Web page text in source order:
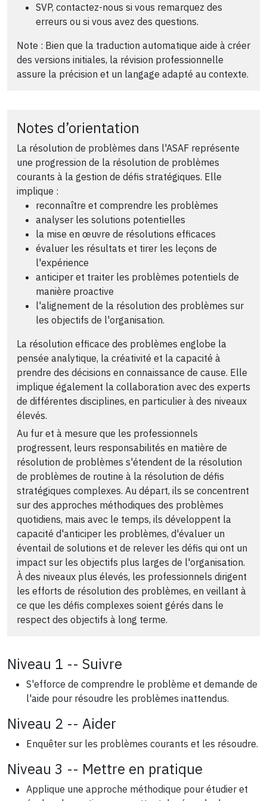
SVP, contactez-nous si vous remarquez des
erreurs ou si vous avez des questions.
Note : Bien que la traduction automatique aide à créer
des versions initiales, la révision professionnelle
assure la précision et un langage adapté au contexte.
Notes d’orientation
La résolution de problèmes dans l'ASAF représente
une progression de la résolution de problèmes
courants à la gestion de défis stratégiques. Elle
implique :
reconnaître et comprendre les problèmes
analyser les solutions potentielles
la mise en œuvre de résolutions efficaces
évaluer les résultats et tirer les leçons de
l'expérience
anticiper et traiter les problèmes potentiels de
manière proactive
l'alignement de la résolution des problèmes sur
les objectifs de l'organisation.
La résolution efficace des problèmes englobe la
pensée analytique, la créativité et la capacité à
prendre des décisions en connaissance de cause. Elle
implique également la collaboration avec des experts
de différentes disciplines, en particulier à des niveaux
élevés.
Au fur et à mesure que les professionnels
progressent, leurs responsabilités en matière de
résolution de problèmes s'étendent de la résolution
de problèmes de routine à la résolution de défis
stratégiques complexes. Au départ, ils se concentrent
sur des approches méthodiques des problèmes
quotidiens, mais avec le temps, ils développent la
capacité d'anticiper les problèmes, d'évaluer un
éventail de solutions et de relever les défis qui ont un
impact sur les objectifs plus larges de l'organisation.
À des niveaux plus élevés, les professionnels dirigent
les efforts de résolution des problèmes, en veillant à
ce que les défis complexes soient gérés dans le
respect des objectifs à long terme.
Niveau 1 -- Suivre
S'efforce de comprendre le problème et demande de
l'aide pour résoudre les problèmes inattendus.
Niveau 2 -- Aider
Enquêter sur les problèmes courants et les résoudre.
Niveau 3 -- Mettre en pratique
Applique une approche méthodique pour étudier et